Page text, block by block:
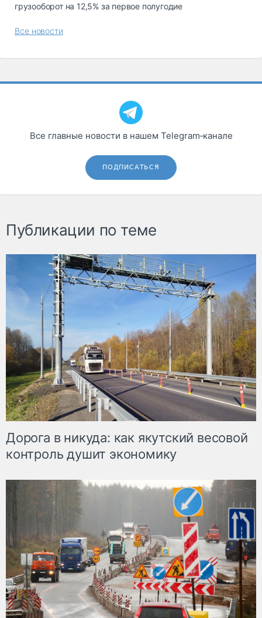
грузооборот на 12,5% за первое полугодие
Все новости
Все главные новости в нашем Telegram‑канале
ПОДПИСАТЬСЯ
Публикации по теме
Дорога в никуда: как якутский весовой
контроль душит экономику